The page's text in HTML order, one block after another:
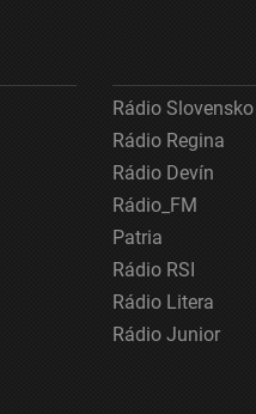
informácií
Rádio Slovensko
Rádio Regina
Rádio Devín
Rádio_FM
Patria
Rádio RSI
Rádio Litera
Rádio Junior